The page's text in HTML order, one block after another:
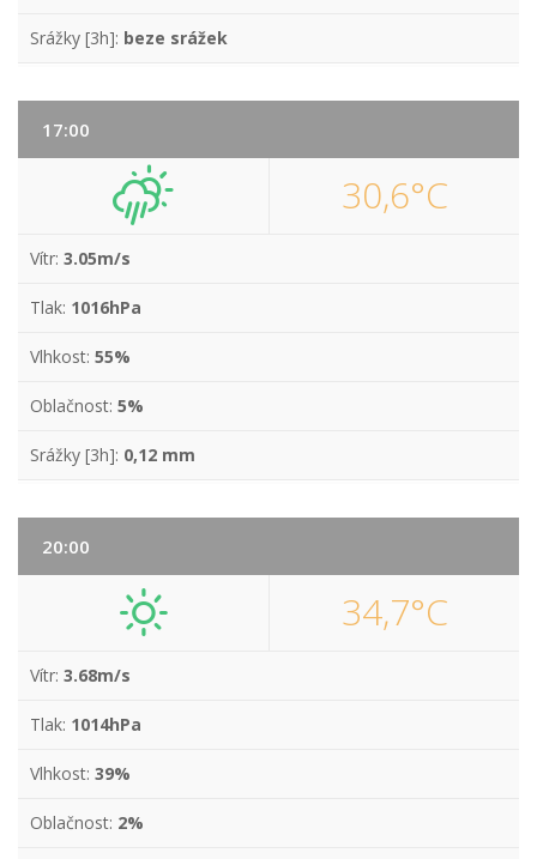
Srážky [3h]: beze srážek
17:00
30,6°C
Vítr: 3.05m/s
Tlak: 1016hPa
Vlhkost: 55%
Oblačnost: 5%
Srážky [3h]: 0,12 mm
20:00
34,7°C
Vítr: 3.68m/s
Tlak: 1014hPa
Vlhkost: 39%
Oblačnost: 2%